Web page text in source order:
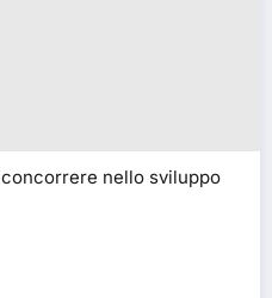
nello sviluppo